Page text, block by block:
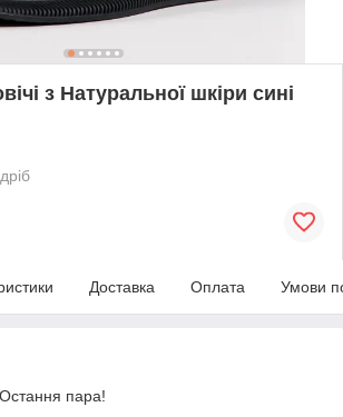
з Натуральної шкіри сині
Доставка Оплата Умови
пара!